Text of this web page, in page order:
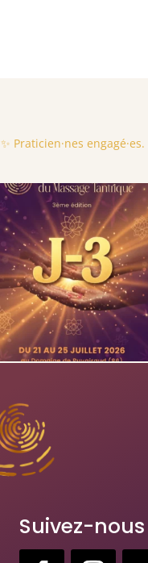
✨ Praticien·nes engagé·es.
Suivez-nous